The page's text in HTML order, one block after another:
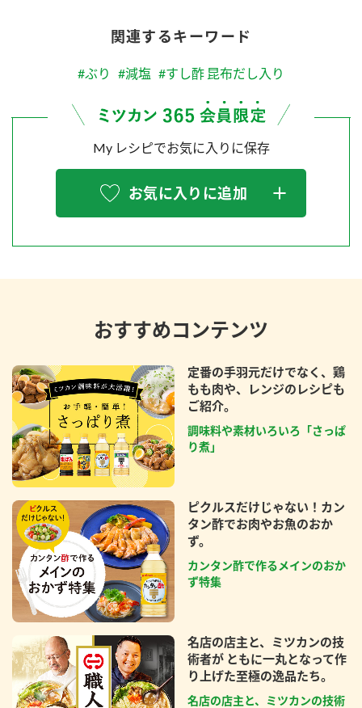
関連するキーワード
#ぶり #減塩 #すし酢 昆布だし入り
My レシピでお気に入りに保存
お気に入りに追加
おすすめコンテンツ
定番の手羽元だけでなく、鶏
もも肉や、レンジのレシピも
ご紹介。
調味料や素材いろいろ「さっぱ
り煮」
ピクルスだけじゃない！カン
タン酢でお肉やお魚のおか
ず。
カンタン酢で作るメインのおか
ず特集
名店の店主と、ミツカンの技
術者が ともに一丸となって作
り上げた至極の逸品たち。
名店の店主と、ミツカンの技術